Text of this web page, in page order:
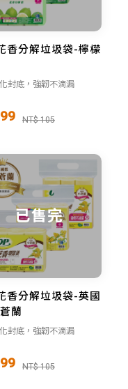
香分解垃圾袋-檸檬
封底，強韌不滴漏
99 NT$ 105
已售完
香分解垃圾袋-英國
蘭
封底，強韌不滴漏
99 NT$ 105